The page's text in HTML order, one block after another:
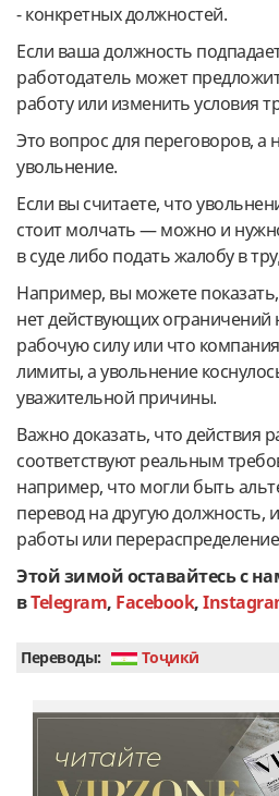
- конкретных должностей.
Если ваша должность
работодатель может
работу или изменить условия
Это вопрос для переговоров, а
увольнение.
Если вы считаете, что
стоит молчать — можно и
в суде либо подать жалобу в
Например, вы можете
нет действующих ограничений
рабочую силу или что
лимиты, а увольнение
уважительной причины.
Важно доказать, что действия
соответствуют реальным
например, что могли быть
перевод на другую должность,
работы или
Этой зимой оставайтесь с
вTelegram, Facebook,
Переводы: Тоҷикӣ